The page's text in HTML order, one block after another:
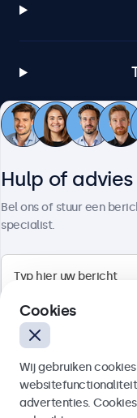
Nederlands
Hulp of
Bel ons of stuur een
specialist.
Cookies
Wij gebruiken
advertenties.